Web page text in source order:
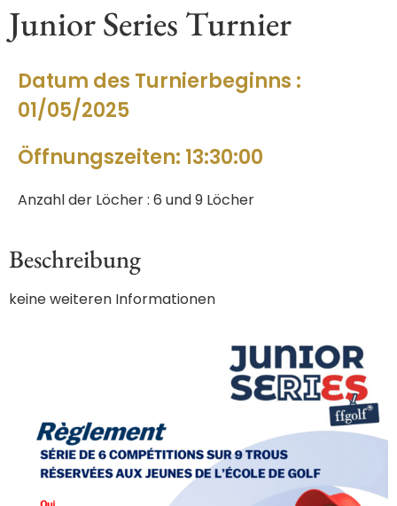
Junior Series Turnier
Datum des Turnierbeginns :
01/05/2025
Öffnungszeiten: 13:30:00
Anzahl der Löcher : 6 und 9 Löcher
Beschreibung
keine weiteren Informationen